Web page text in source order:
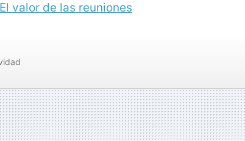
El valor de las reuniones